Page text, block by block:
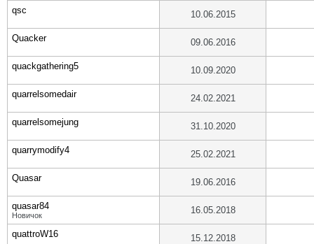
qsc 10.06.2015
Quacker 09.06.2016
quackgathering5 10.09.2020
quarrelsomedair 24.02.2021
quarrelsomejung 31.10.2020
quarrymodify4 25.02.2021
Quasar 19.06.2016
quasar84
Новичок 16.05.2018
quattroW16 15.12.2018